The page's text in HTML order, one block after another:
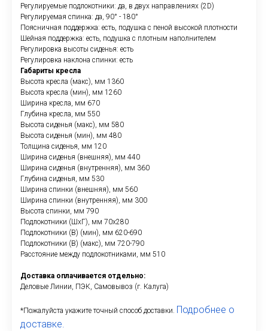
Регулируемые подлокотники: да, в двух направлениях (2D)
Регулируемая спинка: да, 90° - 180°
Поясничная поддержка: есть, подушка с пеной высокой плотности
Шейная поддержка: есть, подушка с плотным наполнителем
Регулировка высоты сиденья: есть
Регулировка наклона спинки: есть
Габариты кресла
Высота кресла (макс), мм 1360
Высота кресла (мин), мм 1260
Ширина кресла, мм 670
Глубина кресла, мм 550
Высота сиденья (макс), мм 580
Высота сиденья (мин), мм 480
Толщина сиденья, мм 120
Ширина сиденья (внешняя), мм 440
Ширина сиденья (внутренняя), мм 360
Глубина сиденья, мм 530
Ширина спинки (внешняя), мм 560
Ширина спинки (внутренняя), мм 300
Высота спинки, мм 790
Подлокотники (ШхГ), мм 70x280
Подлокотники (В) (мин), мм 620-690
Подлокотники (В) (макс), мм 720-790
Расстояние между подлокотниками, мм 510
Доставка оплачивается отдельно:
Деловые Линии, ПЭК, Самовывоз (г. Калуга)
*Пожалуйста укажите точный способ доставки. Подробнее о
доставке.